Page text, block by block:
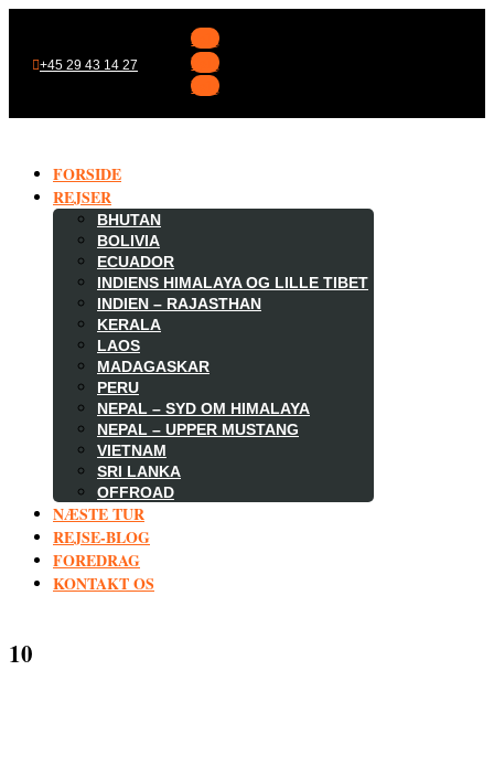
+45 29 43 14 27
Følg
Følg
Følg
FORSIDE
REJSER
BHUTAN
BOLIVIA
ECUADOR
INDIENS HIMALAYA OG LILLE TIBET
INDIEN – RAJASTHAN
KERALA
LAOS
MADAGASKAR
PERU
NEPAL – SYD OM HIMALAYA
NEPAL – UPPER MUSTANG
VIETNAM
SRI LANKA
OFFROAD
NÆSTE TUR
REJSE-BLOG
FOREDRAG
KONTAKT OS
10